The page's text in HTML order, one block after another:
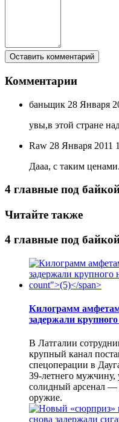
Комментарии
баньщик 28 Января
увы,в этой стране
Raw 28 Января 2011
Дааа, с таким
4 главные под
Читайте также
4 главные под
Килограмм
задержали
В Латгалии
крупный канал
спецоперации в
39-летнего мужчину,
солидный арсенал —
оружие.